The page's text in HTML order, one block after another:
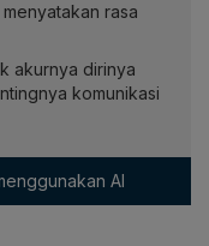
rasa
akurnya dirinya
komunikasi
AI